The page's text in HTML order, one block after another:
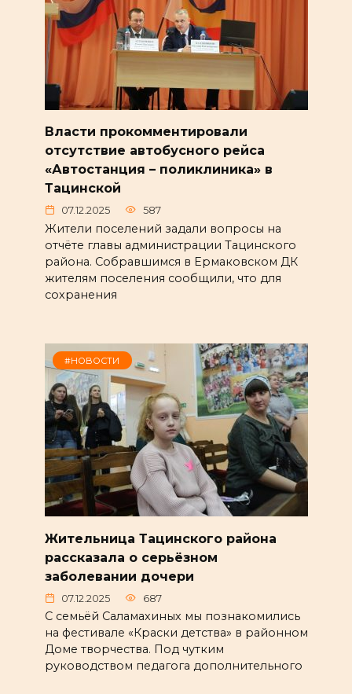
Власти прокомментировали
отсутствие автобусного рейса
«Автостанция – поликлиника» в
Тацинской
07.12.2025 587
Жители поселений задали вопросы на
отчёте главы администрации Тацинского
района. Собравшимся в Ермаковском ДК
жителям поселения сообщили, что для
сохранения
#НОВОСТИ
Жительница Тацинского района
рассказала о серьёзном
заболевании дочери
07.12.2025 687
С семьёй Саламахиных мы познакомились
на фестивале «Краски детства» в районном
Доме творчества. Под чутким
руководством педагога дополнительного